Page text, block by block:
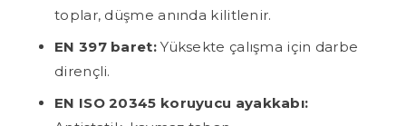
toplar, düşme anında kilitlenir.
EN 397 baret:Yüksekte çalışma için darbe
dirençli.
EN ISO 20345 koruyucu ayakkabı: